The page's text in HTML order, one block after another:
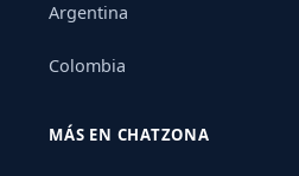
Argentina
Colombia
MÁS EN CHATZONA